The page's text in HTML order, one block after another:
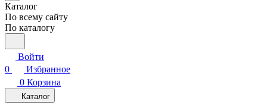
Каталог
По всему сайту
По каталогу
Войти
0
Избранное
0 Корзина
Каталог